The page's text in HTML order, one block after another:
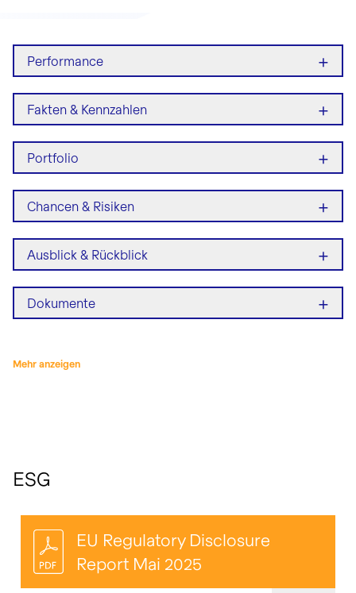
Performance +
Fakten & Kennzahlen +
Portfolio +
Chancen & Risiken +
Ausblick & Rückblick +
Dokumente +
Mehr anzeigen
ESG
EU Regulatory Disclosure
Report Mai 2025